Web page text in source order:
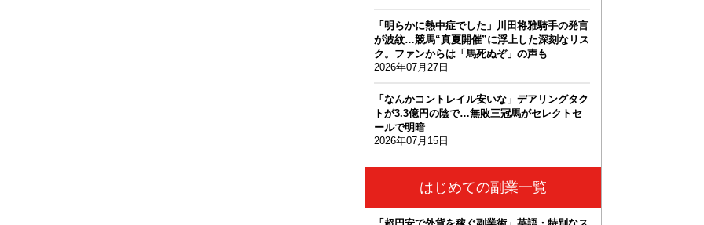
「明らかに熱中症でした」川田将雅騎手の発言
が波紋…競馬“真夏開催”に浮上した深刻なリス
ク。ファンからは「馬死ぬぞ」の声も
2026年07月27日
「なんかコントレイル安いな」デアリングタク
トが3.3億円の陰で…無敗三冠馬がセレクトセ
ールで明暗
2026年07月15日
はじめての副業一覧